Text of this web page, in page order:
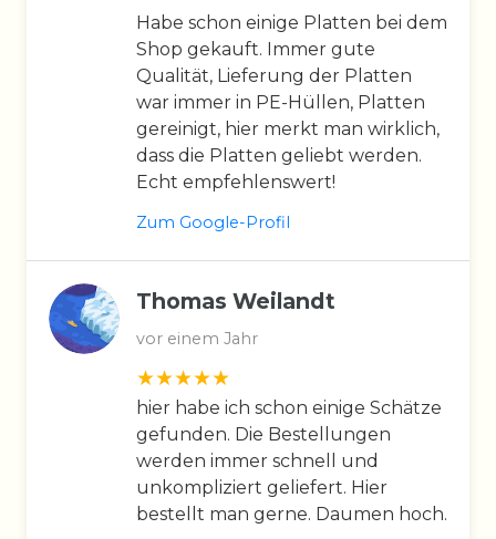
Habe schon einige Platten bei dem
Shop gekauft. Immer gute
Qualität, Lieferung der Platten
war immer in PE-Hüllen, Platten
gereinigt, hier merkt man wirklich,
dass die Platten geliebt werden.
Echt empfehlenswert!
Zum Google-Profil
Thomas Weilandt
vor einem Jahr
hier habe ich schon einige Schätze
gefunden. Die Bestellungen
werden immer schnell und
unkompliziert geliefert. Hier
bestellt man gerne. Daumen hoch.